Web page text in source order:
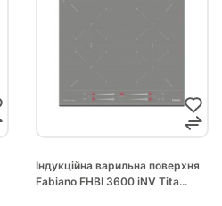
Індукційна варильна поверхня
Fabiano FHBI 3600 iNV Tita...